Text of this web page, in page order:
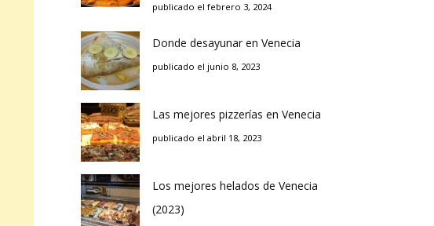
publicado el febrero 3, 2024
Donde desayunar en Venecia
publicado el junio 8, 2023
Las mejores pizzerías en Venecia
publicado el abril 18, 2023
Los mejores helados de Venecia
(2023)